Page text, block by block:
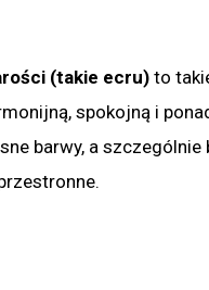
(takie ecru) to
spokojną i
barwy, a